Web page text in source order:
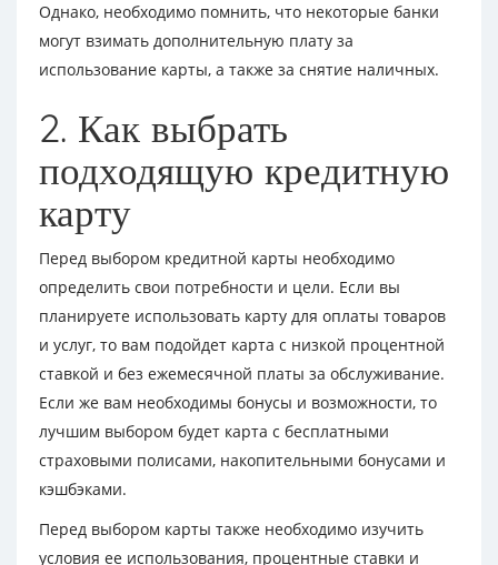
Однако, необходимо помнить, что некоторые банки
могут взимать дополнительную плату за
использование карты, а также за снятие наличных.
2. Как выбрать
подходящую кредитную
карту
Перед выбором кредитной карты необходимо
определить свои потребности и цели. Если вы
планируете использовать карту для оплаты товаров
и услуг, то вам подойдет карта с низкой процентной
ставкой и без ежемесячной платы за обслуживание.
Если же вам необходимы бонусы и возможности, то
лучшим выбором будет карта с бесплатными
страховыми полисами, накопительными бонусами и
кэшбэками.
Перед выбором карты также необходимо изучить
условия ее использования, процентные ставки и